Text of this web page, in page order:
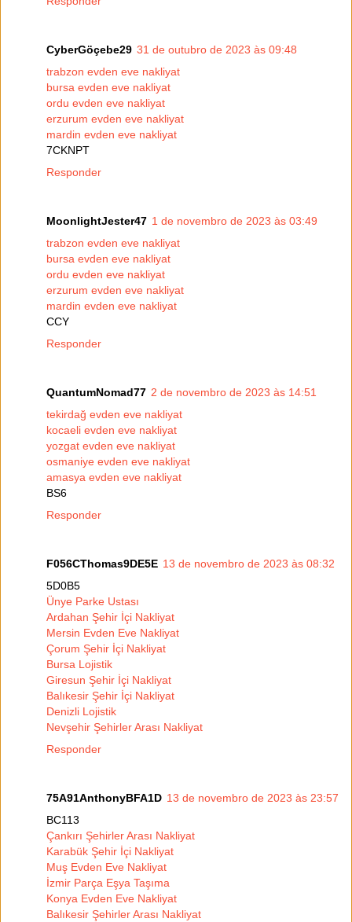
CyberGöçebe29 31 de outubro de 2023 às 09:48
trabzon evden eve nakliyat
bursa evden eve nakliyat
ordu evden eve nakliyat
erzurum evden eve nakliyat
mardin evden eve nakliyat
7CKNPT
Responder
MoonlightJester47 1 de novembro de 2023 às 03:49
trabzon evden eve nakliyat
bursa evden eve nakliyat
ordu evden eve nakliyat
erzurum evden eve nakliyat
mardin evden eve nakliyat
CCY
Responder
QuantumNomad77 2 de novembro de 2023 às 14:51
tekirdağ evden eve nakliyat
kocaeli evden eve nakliyat
yozgat evden eve nakliyat
osmaniye evden eve nakliyat
amasya evden eve nakliyat
BS6
Responder
F056CThomas9DE5E 13 de novembro de 2023 às 08:32
5D0B5
Ünye Parke Ustası
Ardahan Şehir İçi Nakliyat
Mersin Evden Eve Nakliyat
Çorum Şehir İçi Nakliyat
Bursa Lojistik
Giresun Şehir İçi Nakliyat
Balıkesir Şehir İçi Nakliyat
Denizli Lojistik
Nevşehir Şehirler Arası Nakliyat
Responder
75A91AnthonyBFA1D 13 de novembro de 2023 às 23:57
BC113
Çankırı Şehirler Arası Nakliyat
Karabük Şehir İçi Nakliyat
Muş Evden Eve Nakliyat
İzmir Parça Eşya Taşıma
Konya Evden Eve Nakliyat
Balıkesir Şehirler Arası Nakliyat